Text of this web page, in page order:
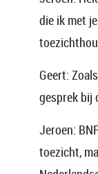
die ik met
Geert:
gesprek bij
Jeroen:
toezicht,